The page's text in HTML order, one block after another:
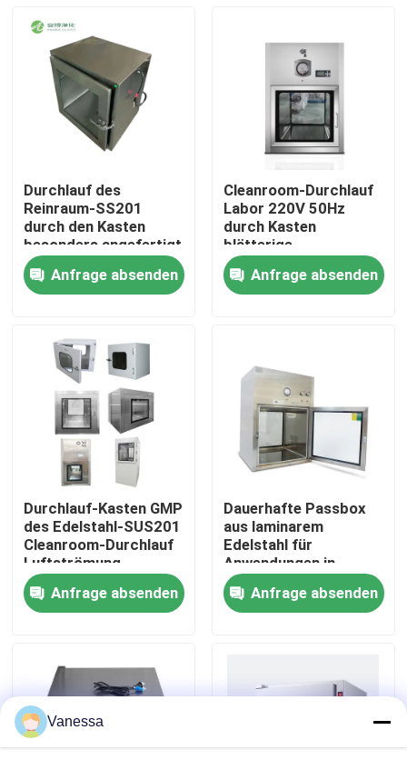
Haus
Produkte
Über uns
Fabrik-Ausflug
Qualitätskontrolle
Treten Sie mit uns in Verbindung
Nachrichten
Modularer Operationssaal
Modularer Reinraum
Durchlauf des
Reinraum-SS201
durch den Kasten
besonders angefertigt
für Laborkrankenhaus
Anfrage absenden
Cleanroom-Durchlauf
Labor 220V 50Hz
durch Kasten
blätterige
660*500*580mm
Anfrage absenden
Durchlauf-Kasten GMP
des Edelstahl-SUS201
Cleanroom-Durchlauf
Luftströmung
blätteriger durch
KastenAnfrage absenden
Dauerhafte Passbox
aus laminarem
Edelstahl für
Anwendungen in
Reinräumen
Anfrage absenden
Vanessa